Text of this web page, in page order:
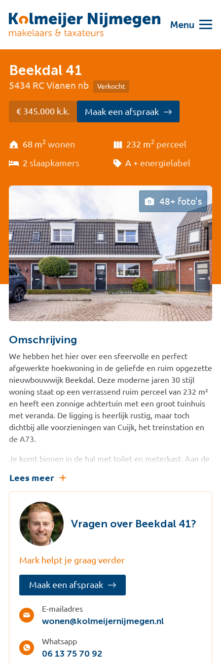
Menu
Beekdal 41
5434 RC Vianen nb Verkocht
€ 345.000 k.k. Maak een afspraak
68 m2 wonen 232 m2 perceel
2 slaapkamers A + energielabel
48+ foto's
Omschrijving
We hebben het hier over een sfeervolle en perfect
afgewerkte hoekwoning in de geliefde en ruim opgezette
nieuwbouwwijk Beekdal. Deze moderne jaren 30 stijl
woning staat op een verrassend ruim perceel van 232 m²
en heeft een zonnige achtertuin met een groot tuinhuis
met veranda. De ligging is heerlijk rustig, maar toch
dichtbij alle voorzieningen van Cuijk, het treinstation en
de A73.
Je komt binnen in de hal met toilet en meterkast. Aan de
speelweide, een fijne plek om te koken en tegelijk over
de wijk uit te kijken. De keuken is luxe uitgevoerd met
onder andere een vijf pits gaskookplaat,
combimagnetron, koelkast, vaatwasser en afzuigkap. De
woonkamer is royaal en licht en biedt een mooi uitzicht
op de achtertuin. Via de loopdeur stap je zo de fraai
Op de eerste verdieping vind je twee ruime slaapkamers
en een moderne badkamer met inloopdouche,
wastafelmeubel en wandcloset. Op de overloop is plaats
voor de wasapparatuur. De tweede verdieping is
bereikbaar via een vlizotrap en biedt extra bergruimte en
De achtertuin is gelegen op het westen en heeft een
Lees meer
Vragen over Beekdal 41?
Mark helpt je graag verder
Maak een afspraak
E-mailadres
wonen@kolmeijernijmegen.nl
Whatsapp
06 13 75 70 92